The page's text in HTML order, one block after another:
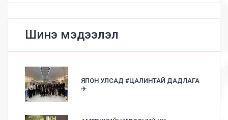
Шинэ мэдээлэл
ЯПОН УЛСАД #ЦАЛИНТАЙ ДАДЛАГА
✈️